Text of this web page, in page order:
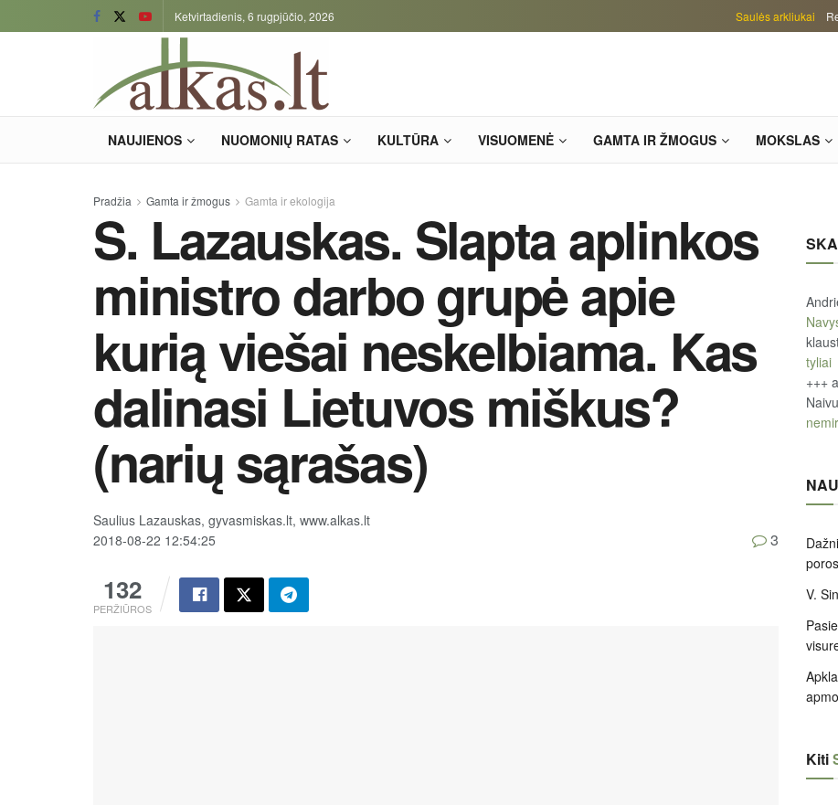
Ketvirtadienis, 6 rugpjūčio, 2026 Saulės arkliukai
NAUJIENOS NUOMONIŲ RATAS KULTŪRA VISUOMENĖ GAMTA IR ŽMOGUS MOKSLAS
Pradžia Gamta ir žmogus Gamta ir ekologija
S. Lazauskas. Slapta aplinkos
ministro darbo grupė apie
kurią viešai neskelbiama. Kas
dalinasi Lietuvos miškus?
(narių sąrašas)
Saulius Lazauskas, gyvasmiskas.lt, www.alkas.lt
2018-08-22 12:54:25
132
PERŽIŪROS
3
tyliai
+++
V.
Kiti